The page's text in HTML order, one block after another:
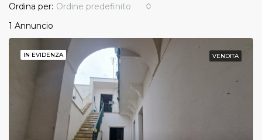
1 Annuncio
Ordina per: Ordine predefinito
IN EVIDENZA VENDITA